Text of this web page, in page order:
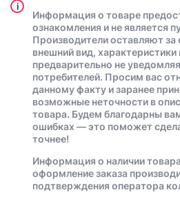
i
Информация о товаре
ознакомления и не является
Производители оставляют за
внешний вид,
предварительно не
потребителей. Просим вас
данному факту и заранее
возможные неточности в
товара. Будем благодарны
ошибках — это поможет
точнее!
Информация о наличии
оформление заказа
подтверждения оператора